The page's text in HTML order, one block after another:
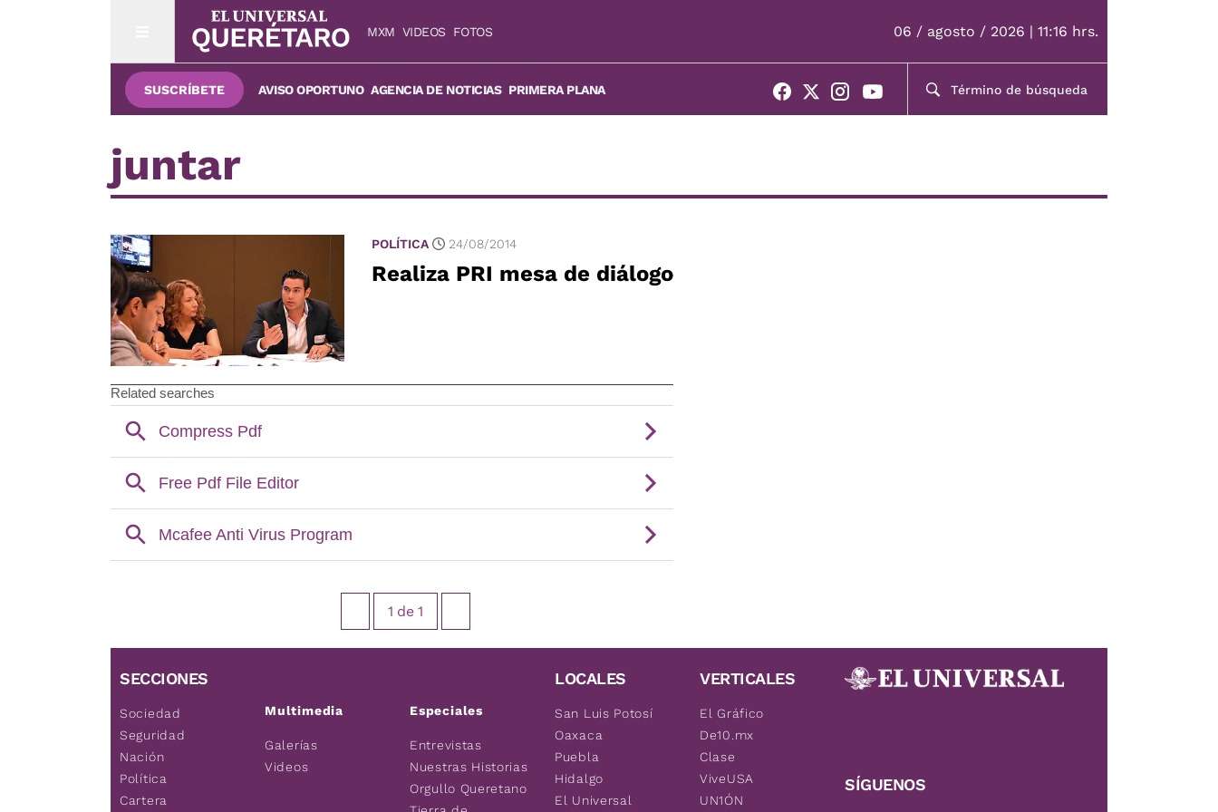
MXM VIDEOS FOTOS 06 / agosto / 2026 | 11:16 hrs.
SUSCRÍBETE AVISO OPORTUNO AGENCIA DE NOTICIAS PRIMERA PLANA
juntar
POLÍTICA 24/08/2014
Realiza PRI mesa de diálogo
1 de1
SECCIONES
Sociedad
Seguridad
Nación
Política
Cartera
Multimedia
Galerías
Videos
Especiales
Entrevistas
Nuestras Historias
Orgullo Queretano
LOCALES
San Luis Potosí
Oaxaca
Puebla
Hidalgo
El Universal
VERTICALES
El Gráfico
De10.mx
Clase
ViveUSA
UN1ÓN
SÍGUENOS